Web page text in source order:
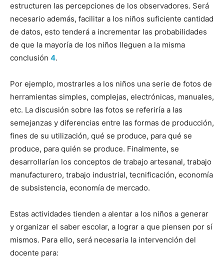
estructuren las percepciones de los observadores. Será
necesario además, facilitar a los niños suficiente cantidad
de datos, esto tenderá a incrementar las probabilidades
de que la mayoría de los niños lleguen a la misma
conclusión 4.
Por ejemplo, mostrarles a los niños una serie de fotos de
herramientas simples, complejas, electrónicas, manuales,
etc. La discusión sobre las fotos se referiría a las
semejanzas y diferencias entre las formas de producción,
fines de su utilización, qué se produce, para qué se
produce, para quién se produce. Finalmente, se
desarrollarían los conceptos de trabajo artesanal, trabajo
manufacturero, trabajo industrial, tecnificación, economía
de subsistencia, economía de mercado.
Estas actividades tienden a alentar a los niños a generar
y organizar el saber escolar, a lograr a que piensen por sí
mismos. Para ello, será necesaria la intervención del
docente para: